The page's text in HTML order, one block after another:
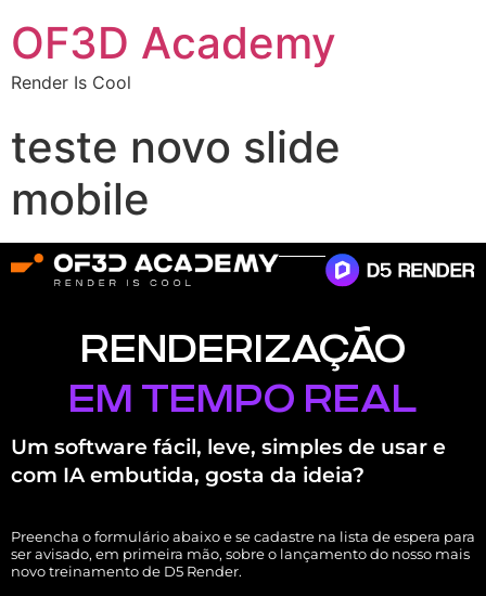
OF3D Academy
Render Is Cool
teste novo slide
mobile
RENDERIZAÇÃO
EM TEMPO REAL
Um software fácil, leve, simples de usar e
com IA embutida, gosta da ideia?
Preencha o formulário abaixo e se cadastre na lista de espera para
ser avisado, em primeira mão, sobre o lançamento do nosso mais
novo treinamento de D5 Render.